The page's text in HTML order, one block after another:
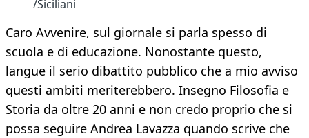
/Siciliani
Caro Avvenire, sul giornale si parla spesso di
scuola e di educazione. Nonostante questo,
langue il serio dibattito pubblico che a mio avviso
questi ambiti meriterebbero. Insegno Filosofia e
Storia da oltre 20 anni e non credo proprio che si
possa seguire Andrea Lavazza quando scrive che